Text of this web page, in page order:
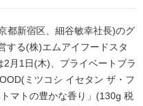
都新宿区、細谷敏幸社長)のグ
する(株)エムアイフードスタ
月1日(木)、プライベートブラ
ミツコシ イセタン ザ・フ
マトの豊かな香り」(130g 税